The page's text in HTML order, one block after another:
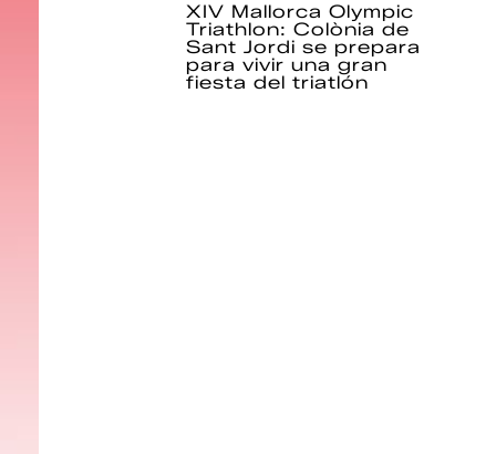
XIV Mallorca Olympic
Triathlon: Colònia de
Sant Jordi se prepara
para vivir una gran
fiesta del triatlón